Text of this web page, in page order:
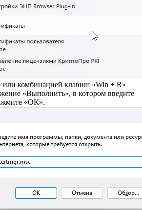
комбинацией клавиш «Win + R»
«Выполнить», в котором введите
«ОК».